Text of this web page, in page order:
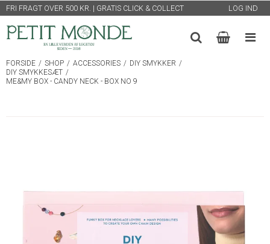
FRI FRAGT OVER 500 KR. | GRATIS CLICK & COLLECT LOG IND
FORSIDE / SHOP / ACCESSORIES / DIY SMYKKER /
DIY SMYKKESÆT /
ME&MY BOX - CANDY NECK - BOX NO 9